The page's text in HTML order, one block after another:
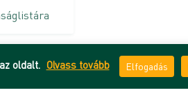
oldalt. Olvass tovább Elfogadás